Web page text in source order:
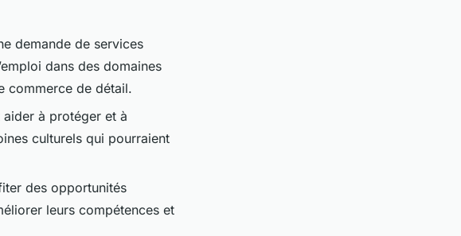
demande de services
dans des domaines
commerce de détail.
à protéger et à
culturels qui pourraient
des opportunités
leurs compétences et